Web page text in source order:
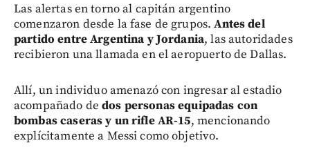
Las alertas en torno al capitán argentino
comenzaron desde la fase de grupos.Antes del
partido entre Argentina y Jordania, las autoridades
recibieron una llamada en el aeropuerto de Dallas.
Allí, un individuo amenazó con ingresar al estadio
acompañado dedos personas equipadas con
bombas caseras y un rifle AR-15, mencionando
explícitamente a Messi como objetivo.